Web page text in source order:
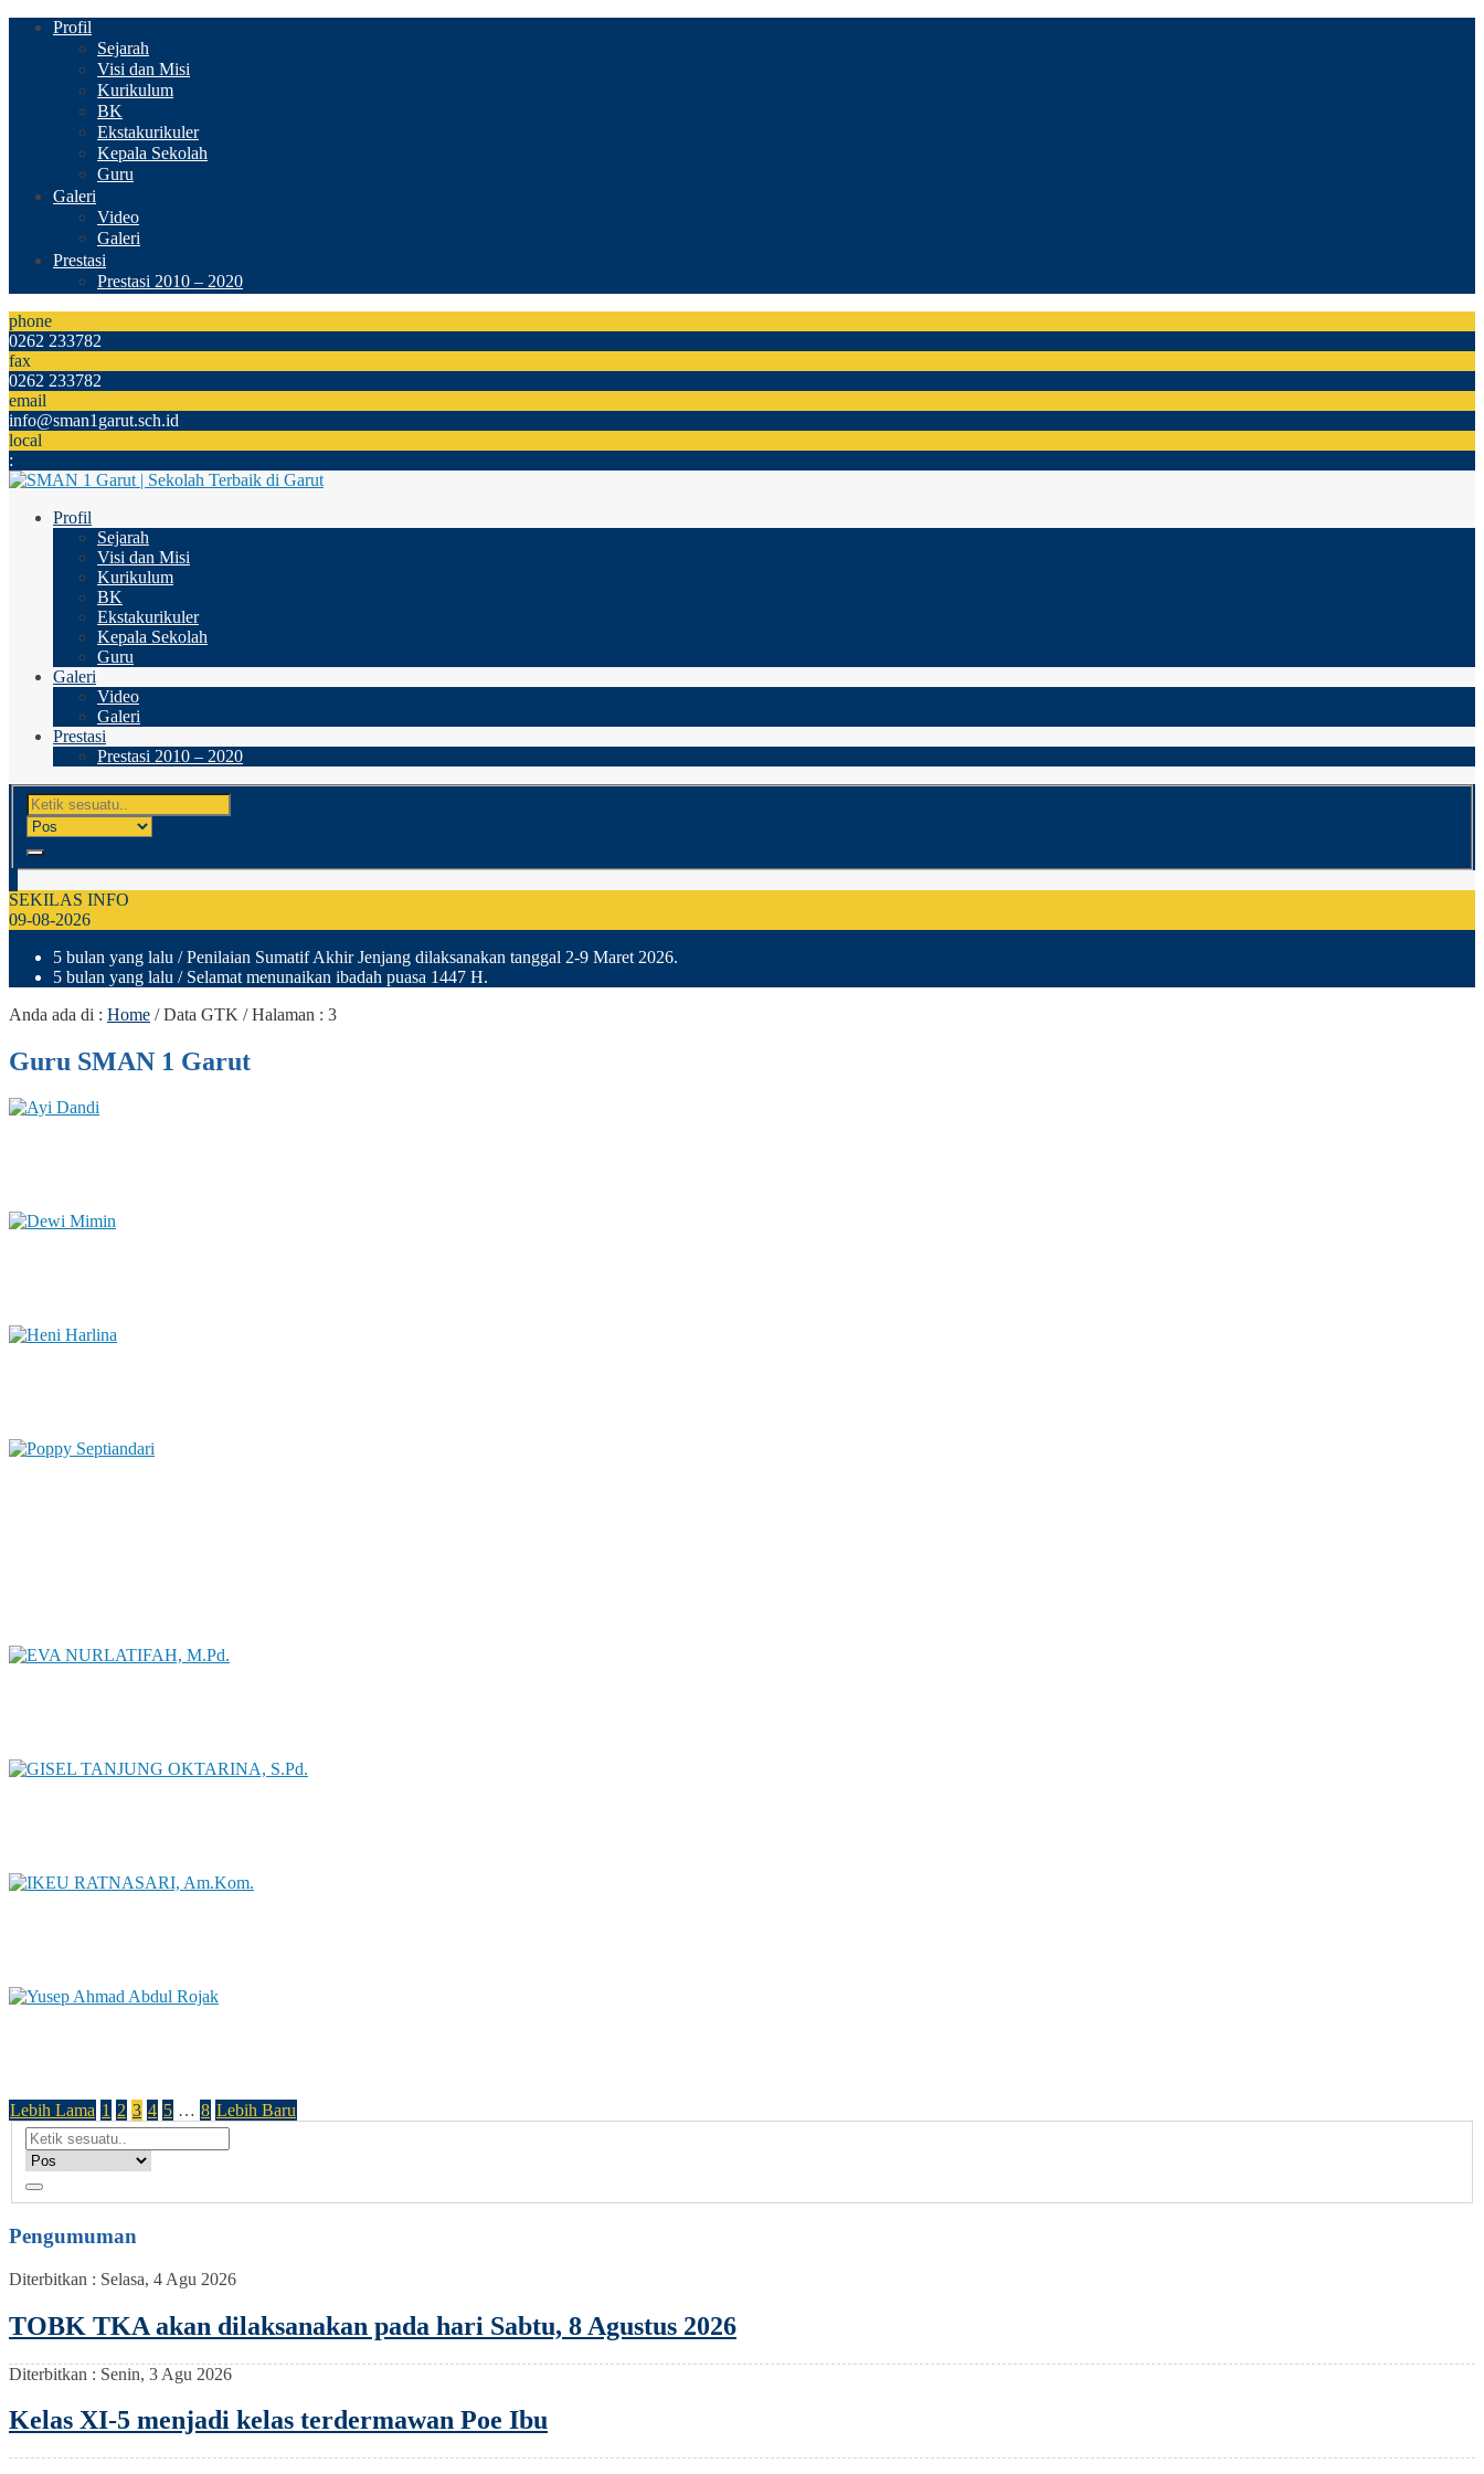
Profil
Sejarah
Visi dan Misi
Kurikulum
BK
Ekstakurikuler
Kepala Sekolah
Guru
Galeri
Video
Galeri
Prestasi
Prestasi 2010 – 2020
phone
0262 233782
fax
0262 233782
email
info@sman1garut.sch.id
local
:
Profil
Sejarah
Visi dan Misi
Kurikulum
BK
Ekstakurikuler
Kepala Sekolah
Guru
Galeri
Video
Galeri
Prestasi
Prestasi 2010 – 2020
SEKILAS INFO
09-08-2026
5 bulan yang lalu / Penilaian Sumatif Akhir Jenjang dilaksanakan tanggal 2-9 Maret 2026.
5 bulan yang lalu / Selamat menunaikan ibadah puasa 1447 H.
Anda ada di : Home /Data GTK / Halaman : 3
Guru SMAN 1 Garut
Lebih Lama 1 2 3 4 5 … 8 Lebih Baru
Pengumuman
Diterbitkan : Selasa, 4 Agu 2026
TOBK TKA akan dilaksanakan pada hari Sabtu, 8 Agustus 2026
Diterbitkan : Senin, 3 Agu 2026
Kelas XI-5 menjadi kelas terdermawan Poe Ibu